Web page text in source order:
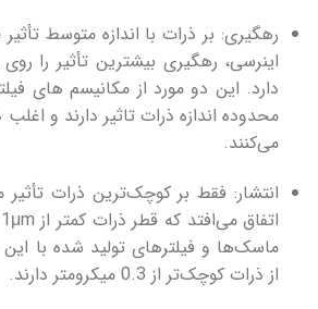
رهگیری: بر ذرات با اندازه متوسط
دارد. این دو مورد از مکانیسم های
محدوده اندازه ذرات تاثیر دارند و اغلب
می‌کنند.
انتشار: فقط بر کوچک‌ترین ذرات تأثیر
ماسک‌ها و فیلترهای تولید شده با این
از ذرات کوچک‌تر از 0.3 میکرومتر دارند.